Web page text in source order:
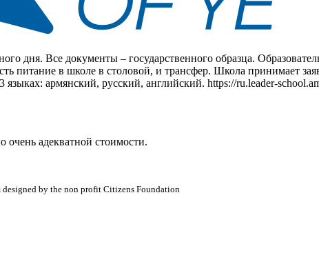
дня. Все документы – государственного образца.
питание в школе в столовой, и трансфер. Школа принимает
армянский, русский, английский. https://ru.leader-
адекватной стоимости.
by the non profit Citizens Foundation